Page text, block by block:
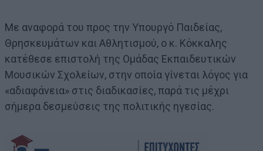
Με αναφορά του προς την Υπουργό Παιδείας,
Θρησκευμάτων και Αθλητισμού, ο κ. Κόκκαλης
κατέθεσε επιστολή της Ομάδας Εκπαιδευτικών
Μουσικών Σχολείων, στην οποία γίνεται λόγος για
«αδιαφάνεια» στις διαδικασίες, παρά τις μέχρι
σήμερα δεσμεύσεις της πολιτικής ηγεσίας.